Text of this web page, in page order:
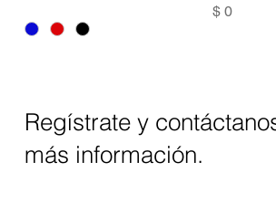
Precio
$ 0
Regístrate y
más información.